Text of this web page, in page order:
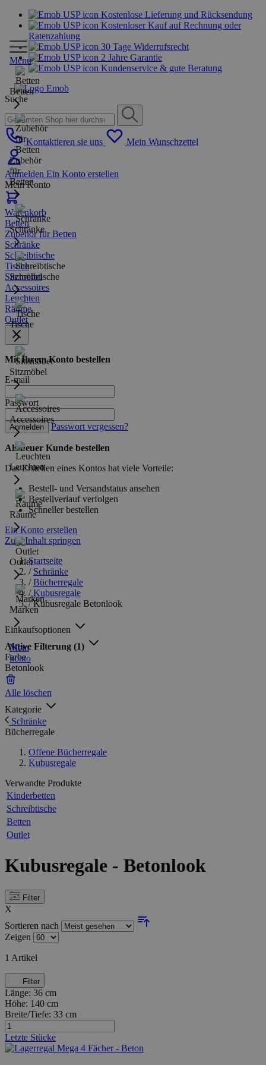
Kostenlose Lieferung und Rücksendung
Kostenloser Kauf auf Rechnung oder
Ratenzahlung
30 Tage Widerrufsrecht
2 Jahre Garantie
Kundenservice & gute Beratung
Suche
Kontaktieren sie uns Mein Wunschzettel
Anmelden Ein Konto erstellen
Mein Konto
Warenkorb
Menu
Betten
Zubehör
für
Betten
Schränke
Schreibtische
Tische
Sitzmöbel
Accessoires
Leuchten
Räume
Outlet
Marken
Mein
konto
Betten
Zubehör für Betten
Schränke
Schreibtische
Tische
Sitzmöbel
Accessoires
Leuchten
Räume
Outlet
Mit Ihrem Konto bestellen
E-mail
Passwort
Anmelden Passwort vergessen?
Als neuer Kunde bestellen
Das Erstellen eines Kontos hat viele Vorteile:
Bestell- und Versandstatus ansehen
Bestellverlauf verfolgen
Schneller bestellen
Ein Konto erstellen
Zum Inhalt springen
Startseite
/ Schränke
/ Bücherregale
/ Kubusregale
/ Kubusregale Betonlook
Einkaufsoptionen
Aktive Filterung (1)
Farbe
Betonlook
Alle löschen
Kategorie
Schränke
Bücherregale
Offene Bücherregale
Kubusregale
Verwandte Produkte
Kinderbetten
Schreibtische
Betten
Outlet
Kubusregale - Betonlook
Filter
X
Sortieren nach
Zeigen
1 Artikel
Filter
Länge: 36 cm
Höhe: 140 cm
Breite/Tiefe: 33 cm
Letzte Stücke